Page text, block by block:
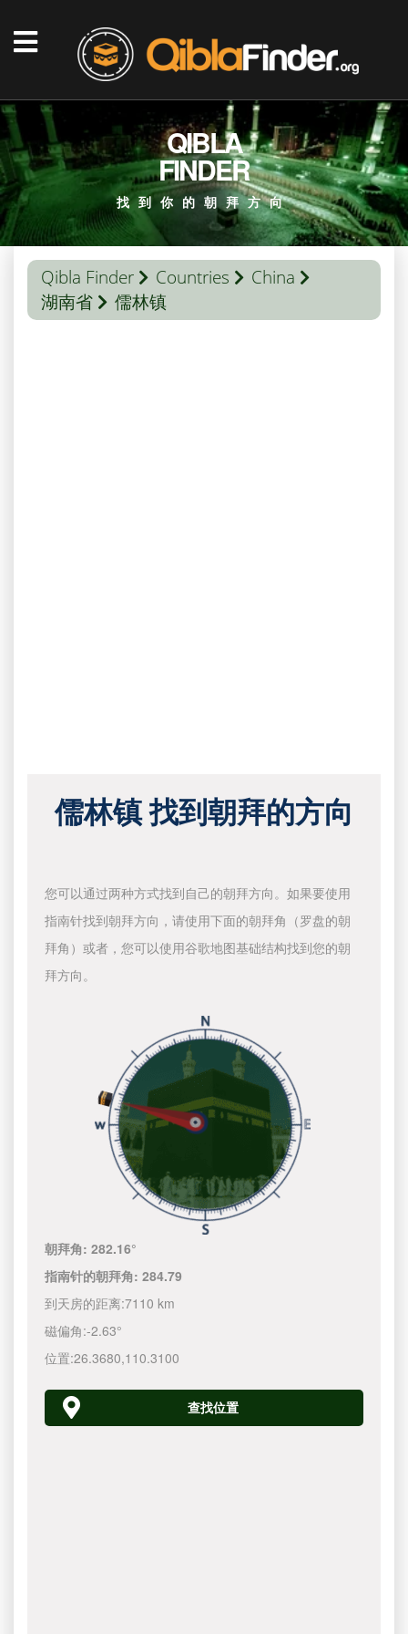
QIBLA
FINDER
找到你的朝拜方向
Qibla Finder Countries
China
湖南省
儒林镇
儒林镇 找到朝拜的方向
您可以通过两种方式找到自己的朝拜方向。如果要使用
指南针找到朝拜方向，请使用下面的朝拜角（罗盘的朝
拜角）或者，您可以使用谷歌地图基础结构找到您的朝
拜方向。
朝拜角:282.16°
指南针的朝拜角:284.79
到天房的距离:7110 km
磁偏角:-2.63°
位置:26.3680,110.3100
查找位置